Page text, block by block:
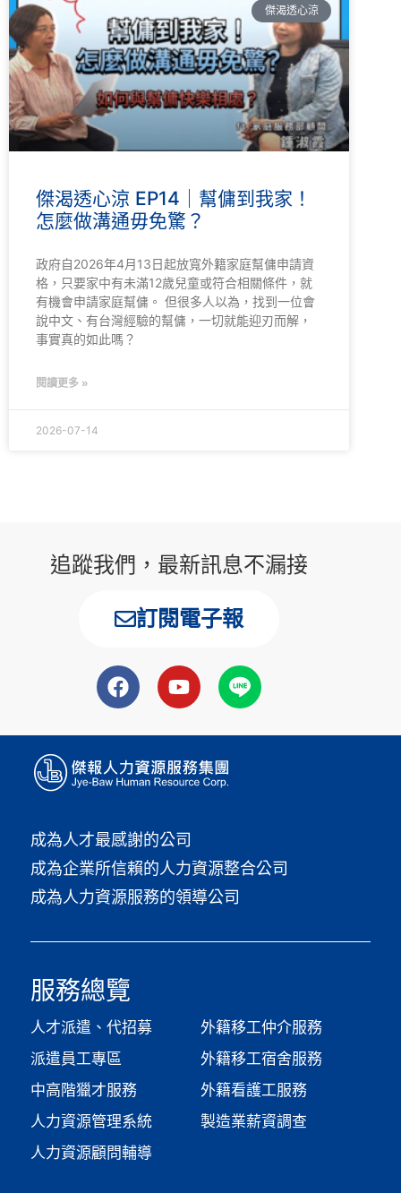
傑渴透心涼
傑渴透心涼 EP14｜幫傭到我家！
怎麼做溝通毋免驚？
政府自2026年4月13日起放寬外籍家庭幫傭申請資
格，只要家中有未滿12歲兒童或符合相關條件，就
有機會申請家庭幫傭。 但很多人以為，找到一位會
說中文、有台灣經驗的幫傭，一切就能迎刃而解，
事實真的如此嗎？
閱讀更多 »
2026-07-14
追蹤我們，最新訊息不漏接
訂閱電子報
成為人才最感謝的公司
成為企業所信賴的人力資源整合公司
成為人力資源服務的領導公司
服務總覽
人才派遣、代招募
派遣員工專區
中高階獵才服務
人力資源管理系統
人力資源顧問輔導
外籍移工仲介服務
外籍移工宿舍服務
外籍看護工服務
製造業薪資調查​